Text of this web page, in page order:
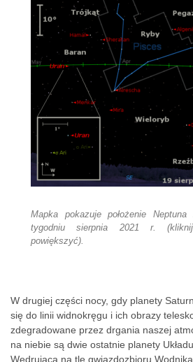
Mapka pokazuje położenie
tygodniu sierpnia 2021 r.
powiększyć).
W drugiej części nocy, gdy planety
się do linii widnokręgu i ich obrazy
zdegradowane przez drgania naszej
na niebie są dwie ostatnie planety
Wędrująca na tle gwiazdozbioru